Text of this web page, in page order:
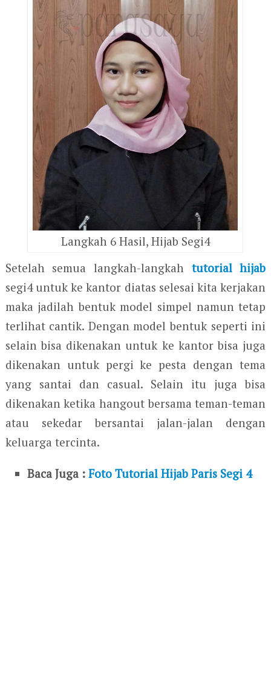
Langkah 6 Hasil, Hijab Segi4
Setelah semua langkah-langkah tutorial hijab
segi4 untuk ke kantor diatas selesai kita kerjakan
maka jadilah bentuk model simpel namun tetap
terlihat cantik. Dengan model bentuk seperti ini
selain bisa dikenakan untuk ke kantor bisa juga
dikenakan untuk pergi ke pesta dengan tema
yang santai dan casual. Selain itu juga bisa
dikenakan ketika hangout bersama teman-teman
atau sekedar bersantai jalan-jalan dengan
keluarga tercinta.
Baca Juga :Foto Tutorial Hijab Paris Segi 4